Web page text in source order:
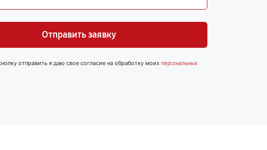
Отправить заявку
отправить я даю свое согласие на обработку моих персональных